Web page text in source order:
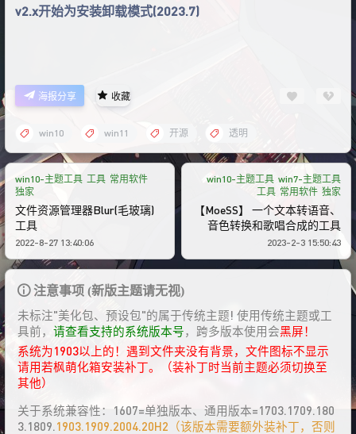
v2.x开始为安装卸载模式(2023.7)
海报分享 收藏
win10 win11 开源 透明
win10-主题工具 工具 常用软件
独家
文件资源管理器Blur(毛玻璃)
工具
2022-8-27 13:40:06
win10-主题工具 win7-主题工具
工具 常用软件 独家
【MoeSS】 一个文本转语音、
音色转换和歌唱合成的工具
2023-2-3 15:50:43
注意事项 (新版主题请无视)
未标注"美化包、预设包"的属于传统主题! 使用传统主题或工
具前， 请查看支持的系统版本号，跨多版本使用会黑屏！
系统为1903以上的！遇到文件夹没有背景，文件图标不显示
请用若枫萌化箱安装补丁。（装补丁时当前主题必须切换至
其他）
关于系统兼容性：1607=单独版本、通用版本=1703.1709.180
3.1809.1903.1909.2004.20H2（该版本需要额外装补丁，否则